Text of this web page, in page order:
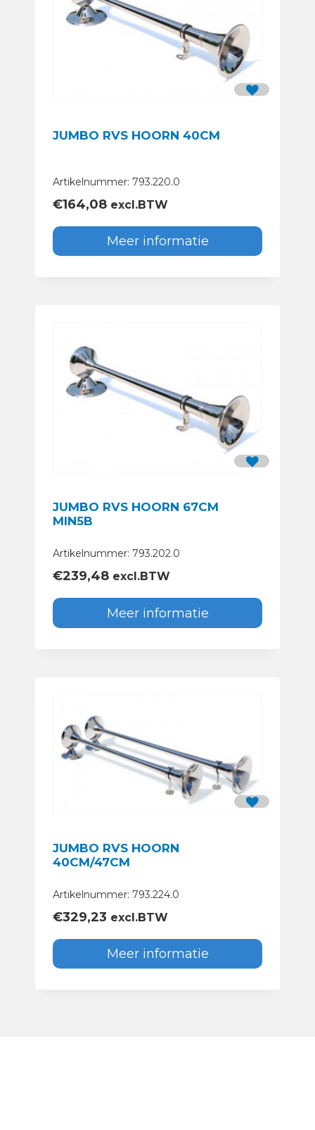
JUMBO RVS HOORN 40CM
Artikelnummer: 793.220.0
€164,08 excl.BTW
Meer informatie
JUMBO RVS HOORN 67CM
MIN5B
Artikelnummer: 793.202.0
€239,48 excl.BTW
Meer informatie
JUMBO RVS HOORN
40CM/47CM
Artikelnummer: 793.224.0
€329,23 excl.BTW
Meer informatie